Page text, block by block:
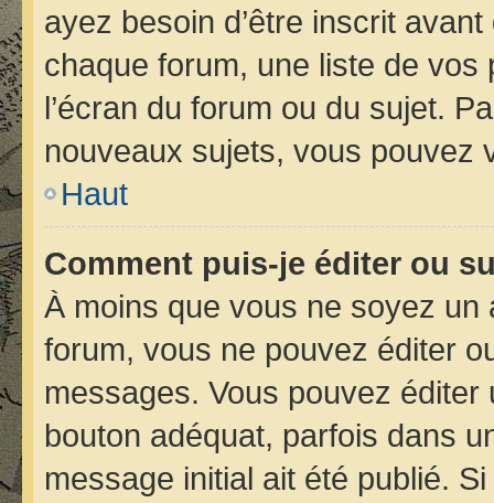
ayez besoin d’être inscrit
chaque forum, une liste de
l’écran du forum ou du sujet.
nouveaux sujets, vous pouvez
Haut
Comment puis-je éditer ou
À moins que vous ne soyez
forum, vous ne pouvez éditer
messages. Vous pouvez
bouton adéquat, parfois dans
message initial ait été publié.